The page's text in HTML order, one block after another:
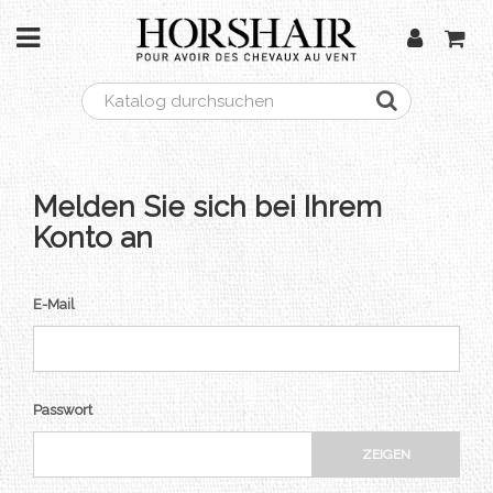
Melden Sie sich bei Ihrem
Konto an
E-Mail
Passwort
ZEIGEN